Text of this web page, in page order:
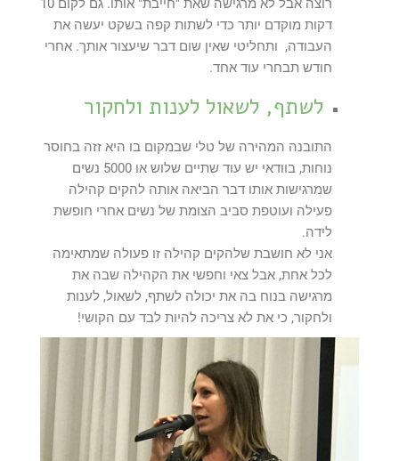
רוצה אבל לא מרגישה שאת "חייבת" אותו. גם לקום 10
דקות מוקדם יותר כדי לשתות קפה בשקט יעשה את
העבודה, ותחליטי שאין שום דבר שיעצור אותך. אחרי
חודש תבחרי עוד אחד.
לשתף, לשאול לענות ולחקור
התובנה המהירה של טלי שבמקום בו היא זזה בחוסר
נוחות, בוודאי יש עוד שתיים שלוש או 5000 נשים
שמרגישות אותו דבר הביאה אותה להקים קהילה
פעילה ועוטפת סביב הצומת של נשים אחרי חופשת
לידה.
אני לא חושבת שלהקים קהילה זו פעולה שמתאימה
לכל אחת, אבל צאי וחפשי את הקהילה שבה את
מרגישה בנוח בה את יכולה לשתף, לשאול, לענות
ולחקור, כי את לא צריכה להיות לבד עם הקושי!